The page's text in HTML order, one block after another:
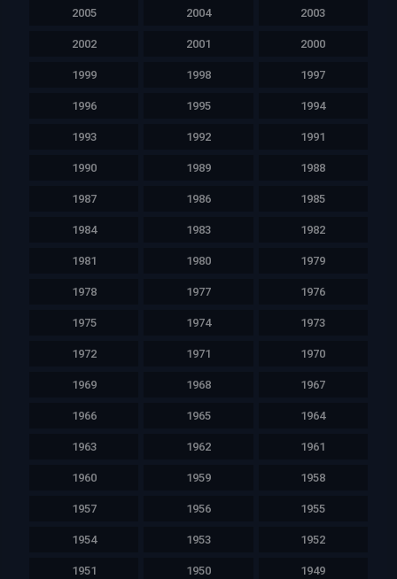
2005 2004 2003
2002 2001 2000
1999 1998 1997
1996 1995 1994
1993 1992 1991
1990 1989 1988
1987 1986 1985
1984 1983 1982
1981 1980 1979
1978 1977 1976
1975 1974 1973
1972 1971 1970
1969 1968 1967
1966 1965 1964
1963 1962 1961
1960 1959 1958
1957 1956 1955
1954 1953 1952
1951 1950 1949